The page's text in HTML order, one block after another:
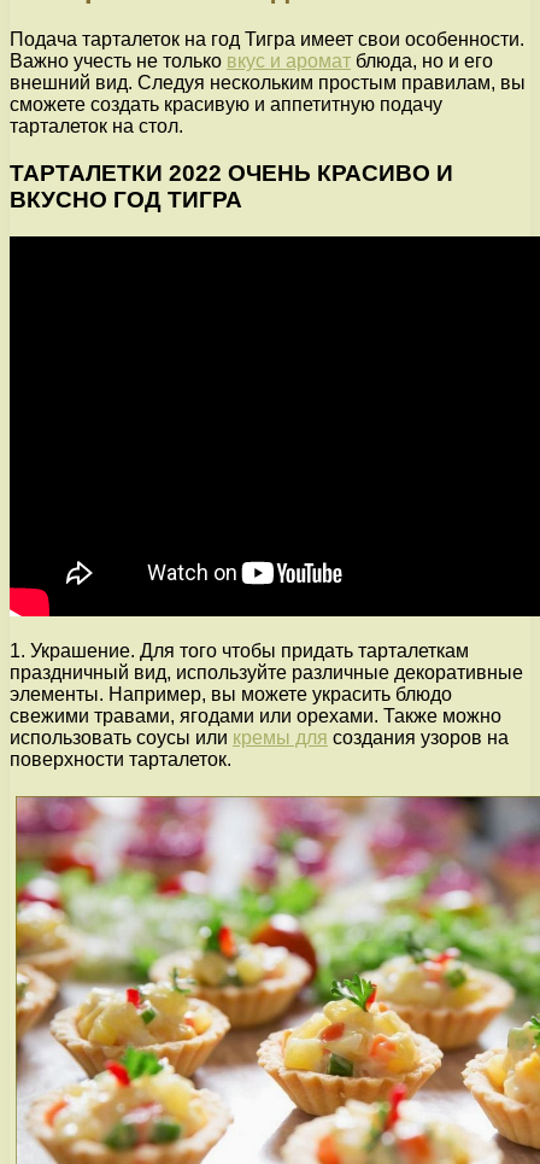
Подача тарталеток на год Тигра имеет свои особенности.
Важно учесть не только вкус и аромат блюда, но и его
внешний вид. Следуя нескольким простым правилам, вы
сможете создать красивую и аппетитную подачу
тарталеток на стол.
ТАРТАЛЕТКИ 2022 ОЧЕНЬ КРАСИВО И
ВКУСНО ГОД ТИГРА
1. Украшение. Для того чтобы придать тарталеткам
праздничный вид, используйте различные декоративные
элементы. Например, вы можете украсить блюдо
свежими травами, ягодами или орехами. Также можно
использовать соусы или кремы для создания узоров на
поверхности тарталеток.